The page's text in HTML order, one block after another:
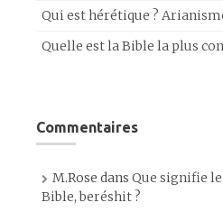
Qui est hérétique ?
Quelle est la Bible la plus
Commentaires
M.Rose dans Que signifie
Bible, beréshit ?